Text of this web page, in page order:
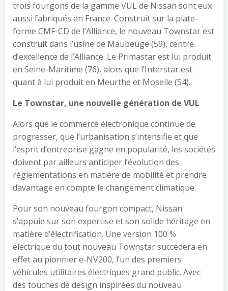
trois fourgons de la gamme VUL de Nissan sont eux
aussi fabriqués en France. Construit sur la plate-
forme CMF-CD de l’Alliance, le nouveau Townstar est
construit dans l’usine de Maubeuge (59), centre
d’excellence de l’Alliance. Le Primastar est lui produit
en Seine-Maritime (76), alors que l’Interstar est
quant à lui produit en Meurthe et Moselle (54).
Le Townstar, une nouvelle génération de VUL
Alors que le commerce électronique continue de
progresser, que l’urbanisation s’intensifie et que
l’esprit d’entreprise gagne en popularité, les sociétés
doivent par ailleurs anticiper l’évolution des
réglementations en matière de mobilité et prendre
davantage en compte le changement climatique.
Pour son nouveau fourgon compact, Nissan
s’appuie sur son expertise et son solide héritage en
matière d’électrification. Une version 100 %
électrique du tout nouveau Townstar succédera en
effet au pionnier e-NV200, l’un des premiers
véhicules utilitaires électriques grand public. Avec
des touches de design inspirées du nouveau